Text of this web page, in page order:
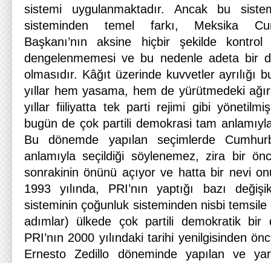
sistemi uygulanmaktadır. Ancak bu
sisteminden temel farkı, Meksika
Başkanı’nın aksine hiçbir şekilde
dengelenmemesi ve bu nedenle adeta bir
olmasıdır. Kâğıt üzerinde kuvvetler ayrılığı
yıllar hem yasama, hem de yürütmedeki
yıllar fiiliyatta tek parti rejimi gibi
bugün de çok partili demokrasi tam
Bu dönemde yapılan seçimlerde
anlamıyla seçildiği söylenemez, zira bir
sonrakinin önünü açıyor ve hatta bir nevi
1993 yılında, PRI’nın yaptığı bazı
sisteminin çoğunluk sisteminden nisbi temsile
adımlar) ülkede çok partili demokratik bir
PRI’nın 2000 yılındaki tarihi yenilgisinden
Ernesto Zedillo döneminde yapılan ve